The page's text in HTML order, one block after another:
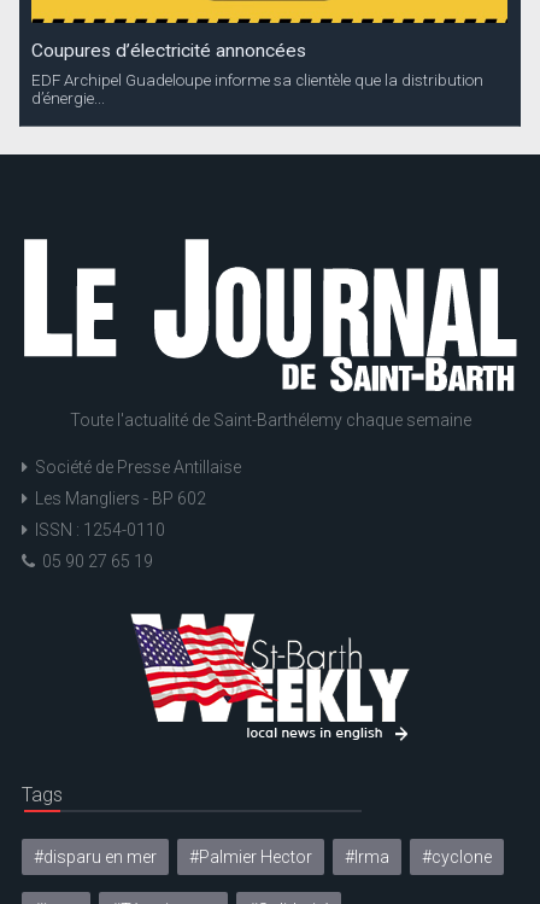
Coupures d’électricité annoncées
EDF Archipel Guadeloupe informe sa clientèle que la distribution
d’énergie...
Toute l'actualité de Saint-Barthélemy chaque semaine
Société de Presse Antillaise
Les Mangliers - BP 602
ISSN : 1254-0110
05 90 27 65 19
Tags
#disparu en mer #Palmier Hector #Irma #cyclone